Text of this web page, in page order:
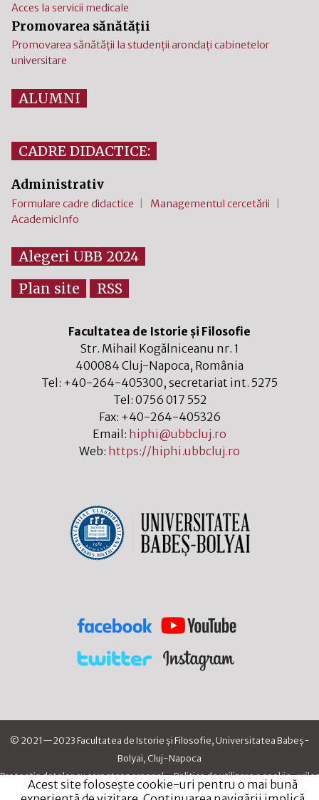
Acces la servicii medicale
Promovarea sănătății
Promovarea sănătății la studenții arondați cabinetelor
universitare
ALUMNI
CADRE DIDACTICE:
Administrativ
Formulare cadre didactice
Managementul cercetării
AcademicInfo
Alegeri UBB 2024
Plan site
RSS
Facultatea de Istorie și Filosofie
Str. Mihail Kogălniceanu nr. 1
400084 Cluj-Napoca, România
Tel: +40-264-405300, secretariat int. 5275
Tel: 0756 017 552
Fax: +40-264-405326
Email: hiphi@ubbcluj.ro
Web: https://hiphi.ubbcluj.ro
© 2021—2023 Facultatea de Istorie și Filosofie, Universitatea Babeș-
Bolyai, Cluj-Napoca
Protecția datelor cu caracter personal•Politica de utilizare a cookie-urilor
Acest site folosește cookie-uri pentru o mai bună